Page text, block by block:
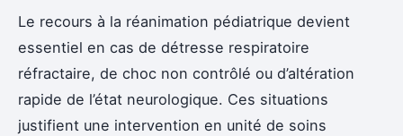
Le recours à la réanimation pédiatrique devient
essentiel en cas de détresse respiratoire
réfractaire, de choc non contrôlé ou d’altération
rapide de l’état neurologique. Ces situations
justifient une intervention en unité de soins